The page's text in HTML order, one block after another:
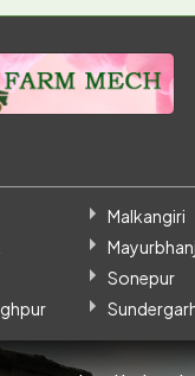
Malkangiri
Sonepur